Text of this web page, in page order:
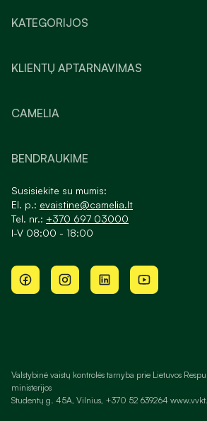
KATEGORIJOS
KLIENTŲ APTARNAVIMAS
CAMELIA
BENDRAUKIME
Susisiekite su mumis:
El. p.: evaistine@camelia.lt
Tel. nr.: +370 697 03000
I-V 08:00 - 18:00
Valstybinė vaistų kontrolės tarnyba prie Lietuvos
ministerijos
Studentų g. 45A, Vilnius, +370 52 639264